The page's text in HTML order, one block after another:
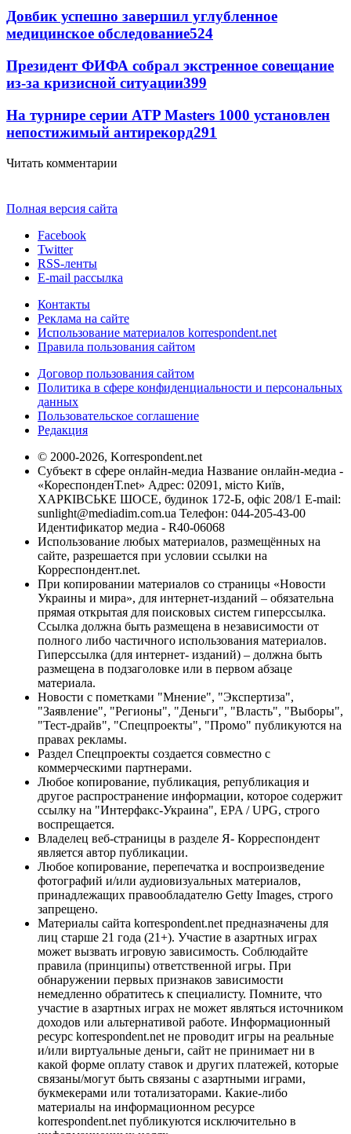
Довбик успешно завершил углубленное
медицинское обследование524
Президент ФИФА собрал экстренное совещание
из-за кризисной ситуации399
На турнире серии ATP Masters 1000 установлен
непостижимый антирекорд291
Читать комментарии
Полная версия сайта
Facebook
Twitter
RSS-ленты
E-mail рассылка
Контакты
Реклама на сайте
Использование материалов korrespondent.net
Правила пользования сайтом
Договор пользования сайтом
Политика в сфере конфиденциальности и персональных
данных
Пользовательское соглашение
Редакция
© 2000-2026, Korrespondent.net
Субъект в сфере онлайн-медиа Название онлайн-медиа -
«КореспонденТ.net» Адрес: 02091, місто Київ,
ХАРКІВСЬКЕ ШОСЕ, будинок 172-Б, офіс 208/1 E-mail:
sunlight@mediadim.com.ua Телефон: 044-205-43-00
Идентификатор медиа - R40-06068
Использование любых материалов, размещённых на
сайте, разрешается при условии ссылки на
Корреспондент.net.
При копировании материалов со страницы «Новости
Украины и мира», для интернет-изданий – обязательна
прямая открытая для поисковых систем гиперссылка.
Ссылка должна быть размещена в независимости от
полного либо частичного использования материалов.
Гиперссылка (для интернет- изданий) – должна быть
размещена в подзаголовке или в первом абзаце
материала.
Новости с пометками "Мнение", "Экспертиза",
"Заявление", "Регионы", "Деньги", "Власть", "Выборы",
"Тест-драйв", "Спецпроекты", "Промо" публикуются на
правах рекламы.
Раздел Спецпроекты создается совместно с
коммерческими партнерами.
Любое копирование, публикация, републикация и
другое распространение информации, которое содержит
ссылку на "Интерфакс-Украина", EPA / UPG, строго
воспрещается.
Владелец веб-страницы в разделе Я- Корреспондент
является автор публикации.
Любое копирование, перепечатка и воспроизведение
фотографий и/или аудиовизуальных материалов,
принадлежащих правообладателю Getty Images, строго
запрещено.
Материалы сайта korrespondent.net предназначены для
лиц старше 21 года (21+). Участие в азартных играх
может вызвать игровую зависимость. Соблюдайте
правила (принципы) ответственной игры. При
обнаружении первых признаков зависимости
немедленно обратитесь к специалисту. Помните, что
участие в азартных играх не может являться источником
доходов или альтернативой работе. Информационный
ресурс korrespondent.net не проводит игры на реальные
и/или виртуальные деньги, сайт не принимает ни в
какой форме оплату ставок и других платежей, которые
связаны/могут быть связаны с азартными играми,
букмекерами или тотализаторами. Какие-либо
материалы на информационном ресурсе
korrespondent.net публикуются исключительно в